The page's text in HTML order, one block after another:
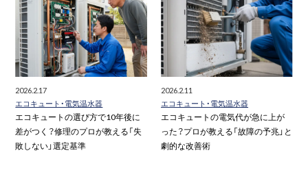
2026.2.17
エコキュート・電気温水器
エコキュートの選び方で10年後に
差がつく？修理のプロが教える「失
敗しない」選定基準
2026.2.11
エコキュート・電気温水器
エコキュートの電気代が急に上が
った？プロが教える「故障の予兆」と
劇的な改善術